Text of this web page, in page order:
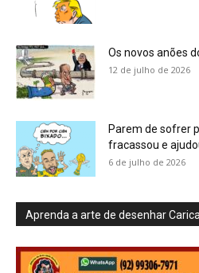
Os novos anões
12 de julho de 2026
Parem de sofrer
fracassou e ajudou
6 de julho de 2026
Aprenda a arte de desenhar